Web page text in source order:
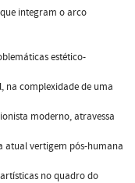
integram o arco
estético-
na complexidade de uma
moderno, atravessa
atual vertigem pós-humana
no quadro do